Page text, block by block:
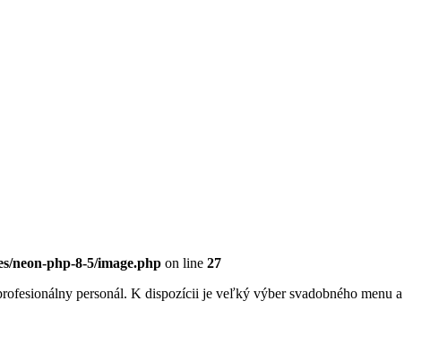
neon-php-8-5/image.php on line 27
personál. K dispozícii je veľký výber svadobného menu a